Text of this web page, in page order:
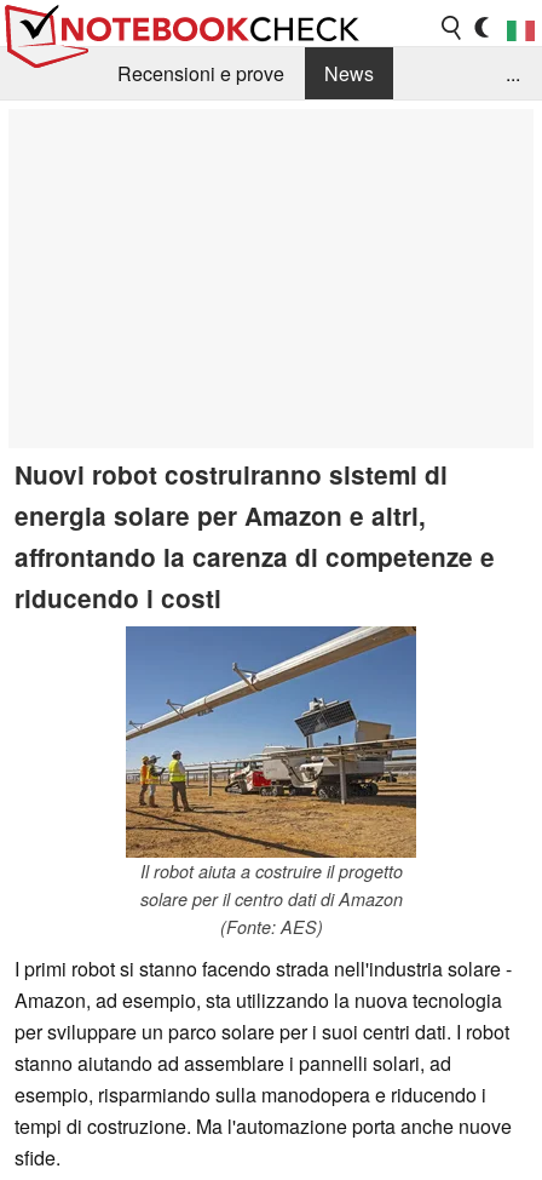
Recensioni e prove
News
...
Nuovi robot costruiranno sistemi di
energia solare per Amazon e altri,
affrontando la carenza di competenze e
riducendo i costi
Il robot aiuta a costruire il progetto
solare per il centro dati di Amazon
(Fonte: AES)
I primi robot si stanno facendo strada nell'industria solare -
Amazon, ad esempio, sta utilizzando la nuova tecnologia
per sviluppare un parco solare per i suoi centri dati. I robot
stanno aiutando ad assemblare i pannelli solari, ad
esempio, risparmiando sulla manodopera e riducendo i
tempi di costruzione. Ma l'automazione porta anche nuove
sfide.